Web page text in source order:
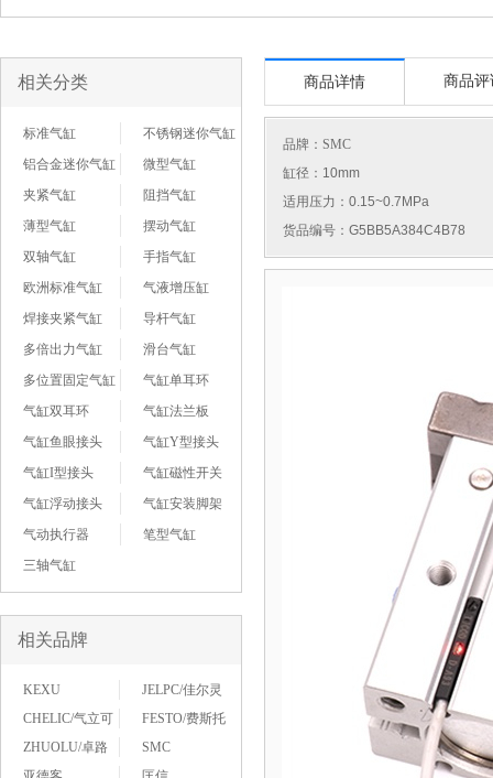
相关分类
标准气缸
不锈钢迷你气缸
铝合金迷你气缸
微型气缸
夹紧气缸
阻挡气缸
薄型气缸
摆动气缸
双轴气缸
手指气缸
欧洲标准气缸
气液增压缸
焊接夹紧气缸
导杆气缸
多倍出力气缸
滑台气缸
多位置固定气缸
气缸单耳环
气缸双耳环
气缸法兰板
气缸鱼眼接头
气缸Y型接头
气缸I型接头
气缸磁性开关
气缸浮动接头
气缸安装脚架
气动执行器
笔型气缸
三轴气缸
相关品牌
KEXU
JELPC/佳尔灵
CHELIC/气立可
FESTO/费斯托
ZHUOLU/卓路
SMC
商品详情 商品评
品牌： SMC
缸径：10mm
适用压力：0.15~0.7MPa
货品编号：G5BB5A384C4B78